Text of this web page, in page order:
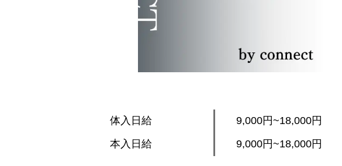
体入日給
9,000円~18,000円
本入日給
9,000円~18,000円